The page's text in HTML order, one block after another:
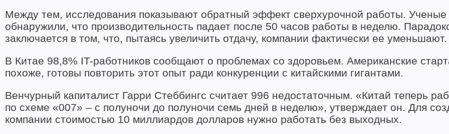
Между тем, исследования показывают обратный эффект сверхурочной работы. Ученые
обнаружили, что производительность падает после 50 часов работы в неделю.
заключается в том, что, пытаясь увеличить отдачу, компании фактически ее уменьшают.
В Китае 98,8% IT-работников сообщают о проблемах со здоровьем. Американские
похоже, готовы повторить этот опыт ради конкуренции с китайскими гигантами.
Венчурный капиталист Гарри Стеббингс считает 996 недостаточным. «Китай теперь
по схеме «007» – с полуночи до полуночи семь дней в неделю», утверждает он. Для
компании стоимостью 10 миллиардов долларов нужно работать без выходных.